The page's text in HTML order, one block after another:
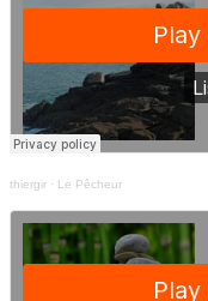
thiergir · Le Pêcheur